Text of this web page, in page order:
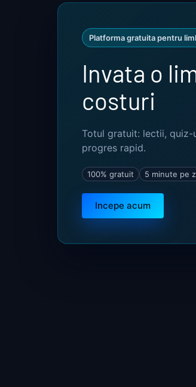
Platforma gratuita pentru
Invata o
costuri
Totul gratuit: lectii, quiz-
progres rapid.
100% gratuit 5 minute pe
Incepe acum